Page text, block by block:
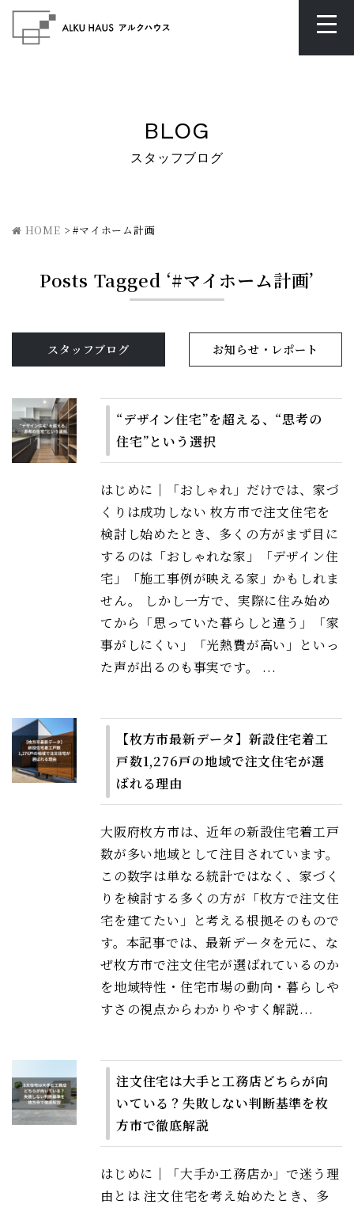
BLOG
スタッフブログ
HOME >#マイホーム計画
Posts Tagged ‘#マイホーム計画’
スタッフブログ お知らせ・レポート
“デザイン住宅”を超える、“思考の
住宅”という選択
はじめに｜「おしゃれ」だけでは、家づ
くりは成功しない 枚方市で注文住宅を
検討し始めたとき、多くの方がまず目に
するのは「おしゃれな家」「デザイン住
宅」「施工事例が映える家」かもしれま
せん。 しかし一方で、実際に住み始め
てから「思っていた暮らしと違う」「家
事がしにくい」「光熱費が高い」といっ
た声が出るのも事実です。 ...
【枚方市最新データ】新設住宅着工
戸数1,276戸の地域で注文住宅が選
ばれる理由
大阪府枚方市は、近年の新設住宅着工戸
数が多い地域として注目されています。
この数字は単なる統計ではなく、家づく
りを検討する多くの方が「枚方で注文住
宅を建てたい」と考える根拠そのもので
す。本記事では、最新データを元に、な
ぜ枚方市で注文住宅が選ばれているのか
を地域特性・住宅市場の動向・暮らしや
すさの視点からわかりやすく解説...
注文住宅は大手と工務店どちらが向
いている？失敗しない判断基準を枚
方市で徹底解説
はじめに｜「大手か工務店か」で迷う理
由とは 注文住宅を考え始めたとき、多